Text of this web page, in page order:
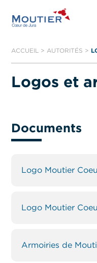
Moutier
ACCUEIL >AUTORITÉS >
Logos et
Documents
Logo Moutier
Logo Moutier
Armoiries de